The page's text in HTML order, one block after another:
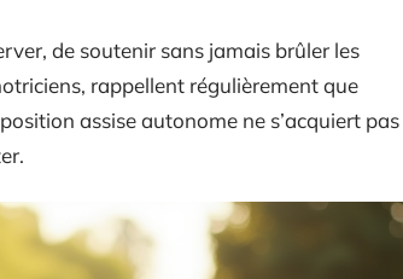
de soutenir sans jamais brûler les
rappellent régulièrement que
assise autonome ne s’acquiert pas